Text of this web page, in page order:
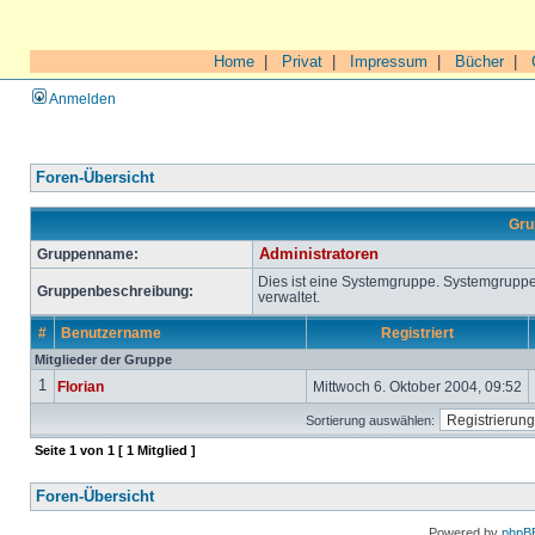
Home Privat Impressum Bücher|
Anmelden
Foren-Übersicht
Gruppenname:
Administratoren
Gruppenbeschreibung:
Dies ist eine Systemgruppe.
verwaltet.
# Benutzername Registriert
Mitglieder der Gruppe
1 Florian Mittwoch 6. Oktober 2004, 09:52
Sortierung auswählen:
Seite 1 von 1 [ 1 Mitglied ]
Foren-Übersicht